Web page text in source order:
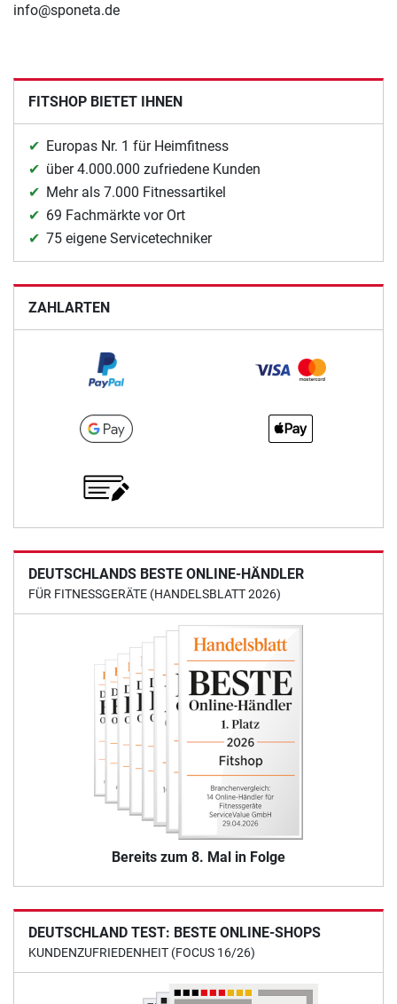
info@sponeta.de
FITSHOP BIETET IHNEN
Europas Nr. 1 für Heimfitness
über 4.000.000 zufriedene Kunden
Mehr als 7.000 Fitnessartikel
69 Fachmärkte vor Ort
75 eigene Servicetechniker
ZAHLARTEN
DEUTSCHLANDS BESTE ONLINE-HÄNDLER
FÜR FITNESSGERÄTE (HANDELSBLATT 2026)
Bereits zum 8. Mal in Folge
DEUTSCHLAND TEST: BESTE ONLINE-SHOPS
KUNDENZUFRIEDENHEIT (FOCUS 16/26)